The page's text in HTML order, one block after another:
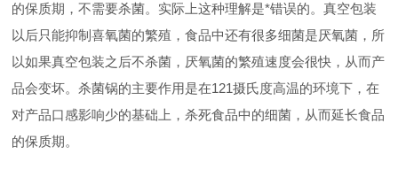
的保质期，不需要杀菌。实际上这种理解是*错误的。真空包装
以后只能抑制喜氧菌的繁殖，食品中还有很多细菌是厌氧菌，所
以如果真空包装之后不杀菌，厌氧菌的繁殖速度会很快，从而产
品会变坏。杀菌锅的主要作用是在121摄氏度高温的环境下，在
对产品口感影响少的基础上，杀死食品中的细菌，从而延长食品
的保质期。